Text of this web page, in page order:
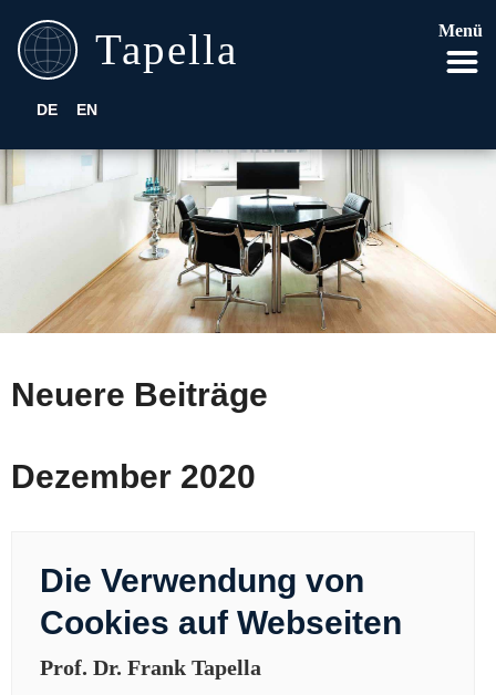
Menü
DE EN
Neuere Beiträge
Dezember 2020
Die Verwendung von
Cookies auf Webseiten
Prof. Dr. Frank Tapella